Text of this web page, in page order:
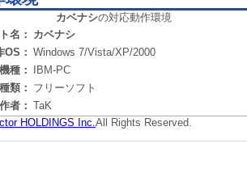
カベナシの対応動作環境
名： カベナシ
OS： Windows 7/Vista/XP/2000
機種：
IBM-PC
種類： フリーソフト
作者： TaK
HOLDINGS Inc.All Rights Reserved.